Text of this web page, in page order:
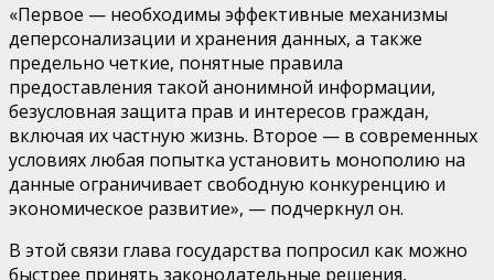
«Первое — необходимы эффективные механизмы
деперсонализации и хранения данных, а также
предельно четкие, понятные правила
предоставления такой анонимной информации,
безусловная защита прав и интересов граждан,
включая их частную жизнь. Второе — в современных
условиях любая попытка установить монополию на
данные ограничивает свободную конкуренцию и
экономическое развитие», — подчеркнул он.
В этой связи глава государства попросил как можно
быстрее принять законодательные решения,